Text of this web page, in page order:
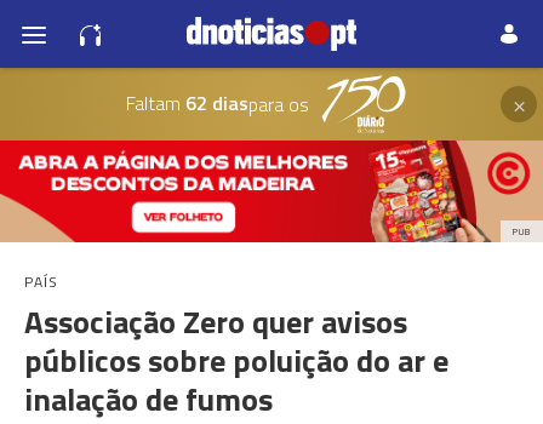
Faltam 62 diaspara os ×
PUB
PAÍS
Associação Zero quer avisos
públicos sobre poluição do ar e
inalação de fumos